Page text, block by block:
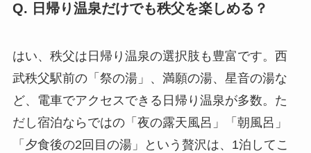
Q. 日帰り温泉だけでも秩父を楽しめる？
はい、秩父は日帰り温泉の選択肢も豊富です。西
武秩父駅前の「祭の湯」、満願の湯、星音の湯な
ど、電車でアクセスできる日帰り温泉が多数。た
だし宿泊ならではの「夜の露天風呂」「朝風呂」
「夕食後の2回目の湯」という贅沢は、1泊してこ